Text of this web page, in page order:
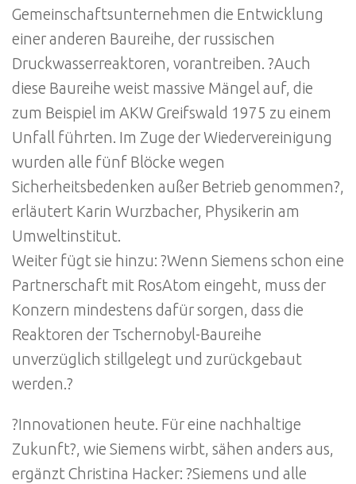
Gemeinschaftsunternehmen die Entwicklung
einer anderen Baureihe, der russischen
Druckwasserreaktoren, vorantreiben. ?Auch
diese Baureihe weist massive Mängel auf, die
zum Beispiel im AKW Greifswald 1975 zu einem
Unfall führten. Im Zuge der Wiedervereinigung
wurden alle fünf Blöcke wegen
Sicherheitsbedenken außer Betrieb genommen?,
erläutert Karin Wurzbacher, Physikerin am
Umweltinstitut.
Weiter fügt sie hinzu: ?Wenn Siemens schon eine
Partnerschaft mit RosAtom eingeht, muss der
Konzern mindestens dafür sorgen, dass die
Reaktoren der Tschernobyl-Baureihe
unverzüglich stillgelegt und zurückgebaut
werden.?
?Innovationen heute. Für eine nachhaltige
Zukunft?, wie Siemens wirbt, sähen anders aus,
ergänzt Christina Hacker: ?Siemens und alle